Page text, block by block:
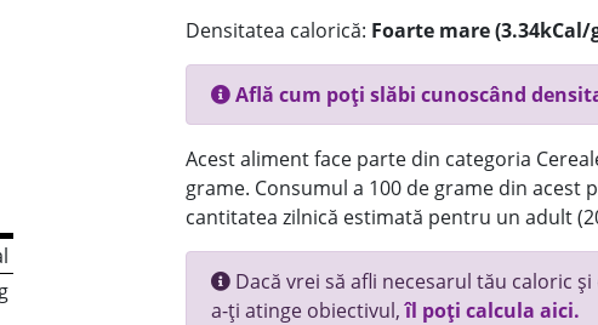
Densitatea calorică: Foarte mare (3.34kCal/
Află cum poți slăbi cunoscând
Acest aliment face parte din categoria
grame. Consumul a 100 de grame din
cantitatea zilnică estimată pentru un adult
Dacă vrei să afli necesarul tău caloric
a-ți atinge obiectivul,îl poți calcula aici.